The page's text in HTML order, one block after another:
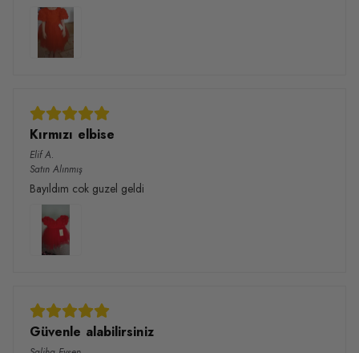
Kırmızı elbise
Elif A.
Satın Alınmış
Bayıldım cok guzel geldi
Güvenle alabilirsiniz